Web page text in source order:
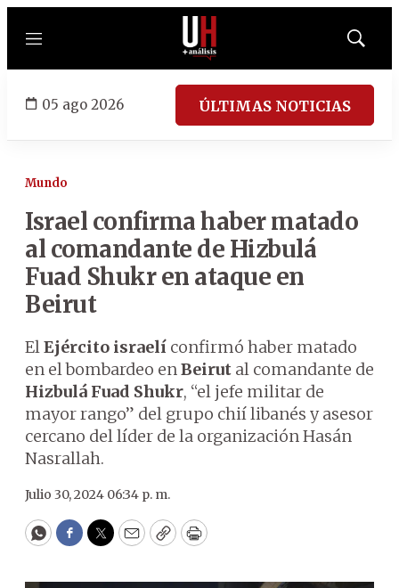
Menú
Mostrar
05 ago 2026 ÚLTIMAS NOTICIAS
Mundo
Israel confirma haber matado
al comandante de Hizbulá
Fuad Shukr en ataque en
Beirut
ElEjército israelí confirmó haber matado
en el bombardeo enBeirut al comandante de
Hizbulá Fuad Shukr, “el jefe militar de
mayor rango” del grupo chií libanés y asesor
cercano del líder de la organización Hasán
Nasrallah.
Julio 30, 2024 06:34 p. m.
WhatsApp
Facebook
Twitter
EmailCopyPrint